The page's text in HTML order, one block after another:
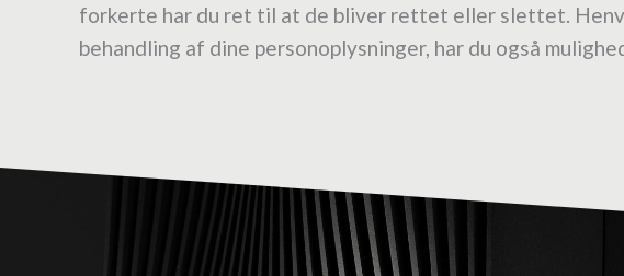
forkerte har du ret til at de bliver rettet eller slettet.
behandling af dine personoplysninger, har du også